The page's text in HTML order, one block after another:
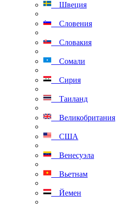
Швеция
Словения
Словакия
Сомали
Сирия
Таиланд
Великобритания
США
Венесуэла
Вьетнам
Йемен